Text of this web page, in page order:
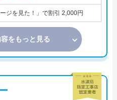
ージを見た！」で割引 2,000円
をもっと見る